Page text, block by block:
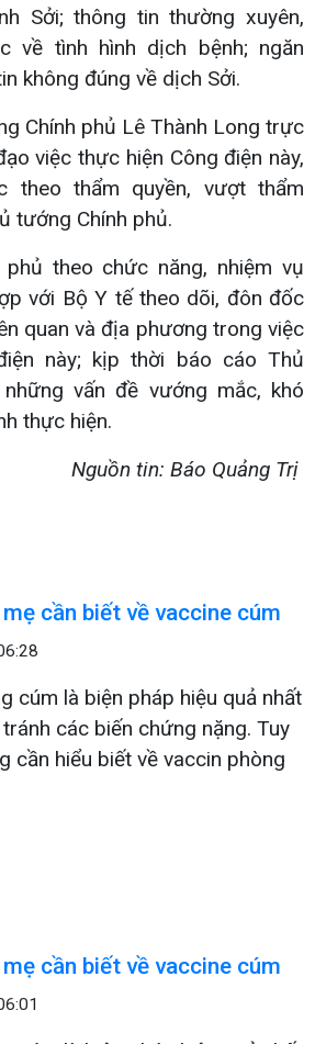
Sởi; thông tin thường xuyên,
về tình hình dịch bệnh; ngăn
không đúng về dịch Sởi.
Chính phủ Lê Thành Long trực
việc thực hiện Công điện này,
theo thẩm quyền, vượt thẩm
tướng Chính phủ.
phủ theo chức năng, nhiệm vụ
với Bộ Y tế theo dõi, đôn đốc
quan và địa phương trong việc
này; kịp thời báo cáo Thủ
vấn đề vướng mắc, khó
thực hiện.
Nguồn tin: Báo Quảng Trị
cần biết về vaccine cúm
cúm là biện pháp hiệu quả nhất
các biến chứng nặng. Tuy
cần hiểu biết về vaccin phòng
cần biết về vaccine cúm